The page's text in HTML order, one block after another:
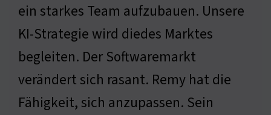
ein starkes Team aufzubauen. Unsere
KI-Strategie wird diedes Marktes
begleiten. Der Softwaremarkt
verändert sich rasant. Remy hat die
Fähigkeit, sich anzupassen. Sein